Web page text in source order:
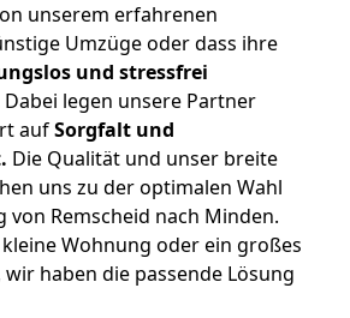
unserem erfahrenen
Umzüge oder dass ihre
und stressfrei
legen unsere Partner
aufSorgfalt und
Die Qualität und unser breite
uns zu der optimalen Wahl
Remscheid nach Minden.
Wohnung oder ein großes
haben die passende Lösung